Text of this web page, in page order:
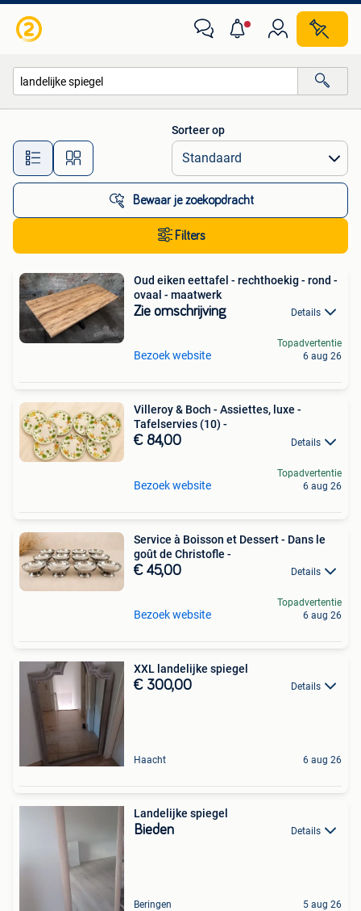
Alle afstanden…
Sorteer op
Bewaar je zoekopdracht
Filters
Oud eiken eettafel - rechthoekig - rond -
ovaal - maatwerk
Zie omschrijving Details
Bezoek website
Topadvertentie
6 aug 26
Villeroy & Boch - Assiettes, luxe -
Tafelservies (10) -
€ 84,00 Details
Bezoek website
Topadvertentie
6 aug 26
Service à Boisson et Dessert - Dans le
goût de Christofle -
€ 45,00 Details
Bezoek website
Topadvertentie
6 aug 26
XXL landelijke spiegel
€ 300,00 Details
Haacht 6 aug 26
Landelijke spiegel
Bieden Details
Beringen 5 aug 26